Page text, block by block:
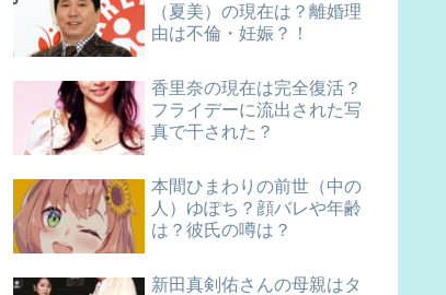
（夏美）の現在は？離婚理
由は不倫・妊娠？！
香里奈の現在は完全復活？
フライデーに流出された写
真で干された？
本間ひまわりの前世（中の
人）ゆぽち？顔バレや年齢
は？彼氏の噂は？
新田真剣佑さんの母親はタ